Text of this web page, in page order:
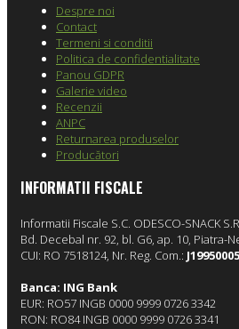
Despre noi
Contact
Termeni si conditii
Politica de confidentialitate
Panou GDPR
Galerie video
Recenzii
ANPC
Returnarea produselor
Producători
INFORMATII FISCALE
Informatii Fiscale S.C. ODESCO-SNACK
Bd. Decebal nr. 92, bl. G6, ap. 10, Piatra-
CUI: RO 7518124, Nr. Reg. Com.:
Banca: ING Bank
EUR: RO57 INGB 0000 9999 0726 3342
RON: RO84 INGB 0000 9999 0726 3341